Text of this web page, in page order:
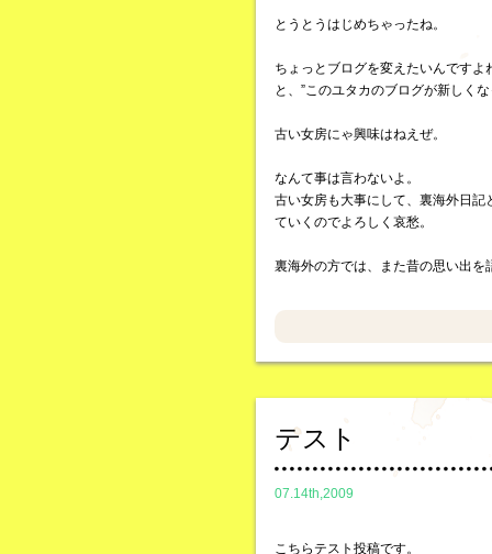
とうとうはじめちゃったね。
ちょっとブログを変えたいんです
と、”このユタカのブログが新しく
古い女房にゃ興味はねえぜ。
なんて事は言わないよ。
古い女房も大事にして、裏海外日
ていくのでよろしく哀愁。
裏海外の方では、また昔の思い出を
テスト
07.14th,2009
こちらテスト投稿です。